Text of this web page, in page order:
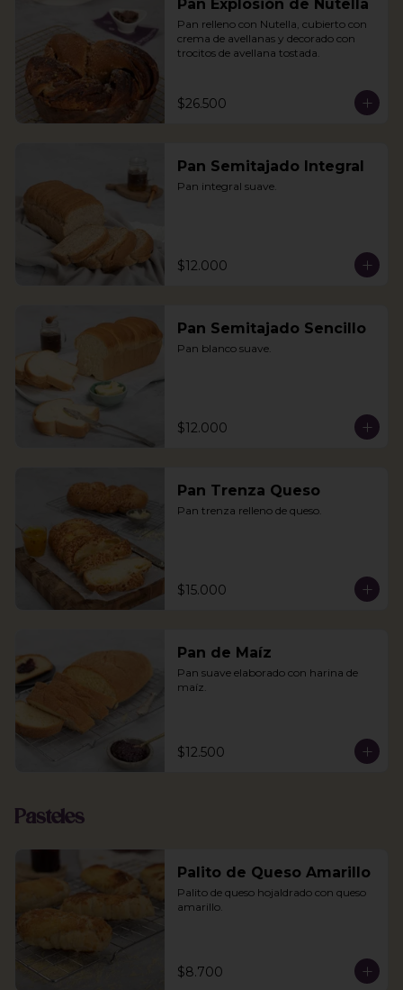
Pan Explosión de Nutella
Pan relleno con Nutella, cubierto con
crema de avellanas y decorado con
trocitos de avellana tostada.
$26.500
Pan Semitajado Integral
Pan integral suave.
$12.000
Pan Semitajado Sencillo
Pan blanco suave.
$12.000
Pan Trenza Queso
Pan trenza relleno de queso.
$15.000
Pan de Maíz
Pan suave elaborado con harina de
maíz.
$12.500
Pasteles
Palito de Queso Amarillo
Palito de queso hojaldrado con queso
amarillo.
$8.700